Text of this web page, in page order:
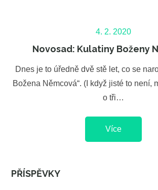
Posted
on
4. 2. 2020
Novosad: Kulatiny Boženy
Dnes je to úředně dvě stě let, co se
Božena Němcová“. (I když jisté to není,
o tři…
Více
PŘÍSPĚVKY